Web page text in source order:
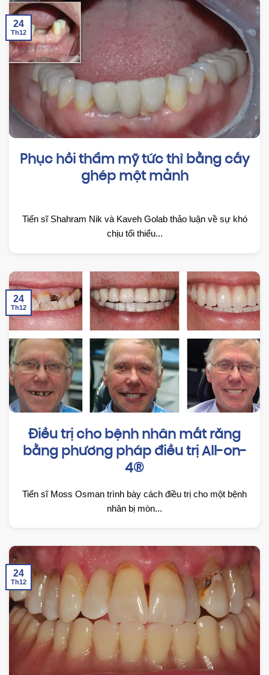
Phục hồi thẩm mỹ tức thì bằng cấy
ghép một mảnh
Tiến sĩ Shahram Nik và Kaveh Golab thảo luận về sự khó
chịu tối thiểu...
24
Th12
Điều trị cho bệnh nhân mất răng
bằng phương pháp điều trị All-on-
4®
Tiến sĩ Moss Osman trình bày cách điều trị cho một bệnh
nhân bị mòn...
24
Th12
24
Th12